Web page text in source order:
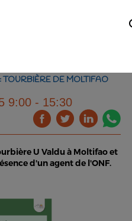
DE MOLTIFAO
9:00 - 15:30
U Valdu à Moltifao et
d'un agent de l'ONF.